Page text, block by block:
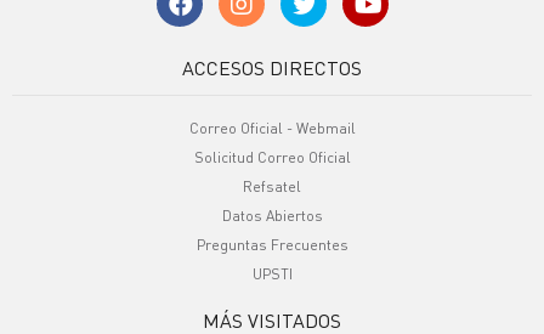
ACCESOS DIRECTOS
Correo Oficial - Webmail
Solicitud Correo Oficial
Refsatel
Datos Abiertos
Preguntas Frecuentes
UPSTI
MÁS VISITADOS